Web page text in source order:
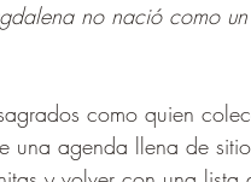
no nació como
como quien
una agenda llena de